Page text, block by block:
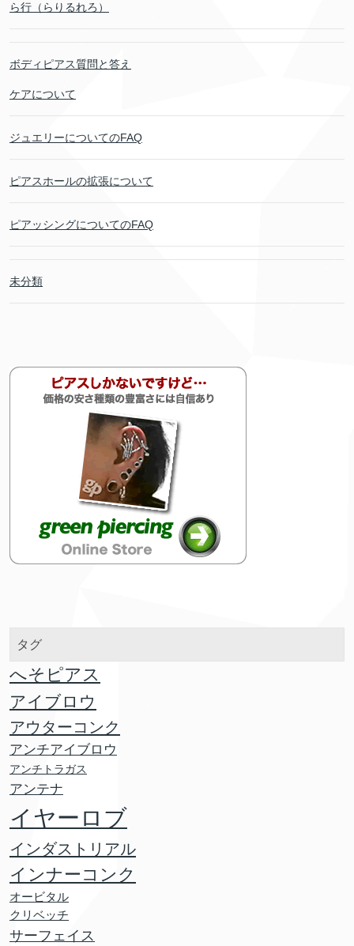
ら行（らりるれろ）
ボディピアス質問と答え
ケアについて
ジュエリーについてのFAQ
ピアスホールの拡張について
ピアッシングについてのFAQ
未分類
タグ
へそピアス
アイブロウ
アウターコンク
アンチアイブロウ
アンチトラガス
アンテナ
イヤーロブ
インダストリアル
インナーコンク
オービタル
クリベッチ
サーフェイス